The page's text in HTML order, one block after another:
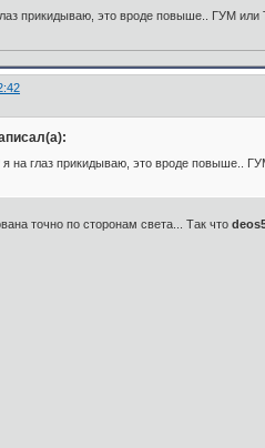
прикидываю, это вроде повыше.. ГУМ или
на глаз прикидываю, это вроде повыше..
точно по сторонам света... Так что